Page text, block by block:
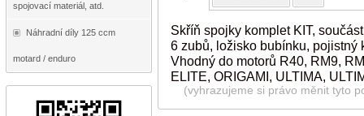
spojovací materiál, atd.
Náhradní díly 125 ccm
motard / enduro
Skříň spojky komplet KIT,
6 zubů, ložisko bubínku, pojistný
Vhodný do motorů R40, RM9,
ELITE, ORIGAMI, ULTIMA,
(vyhrazujeme si právo měnit tyto